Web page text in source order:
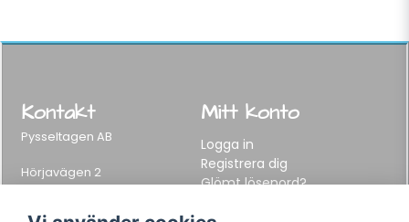
Kontakt
Pysseltagen AB
Hörjavägen 2
282 34 Tyringe, Sweden
Mitt konto
Logga in
Registrera dig
Glömt lösenord?